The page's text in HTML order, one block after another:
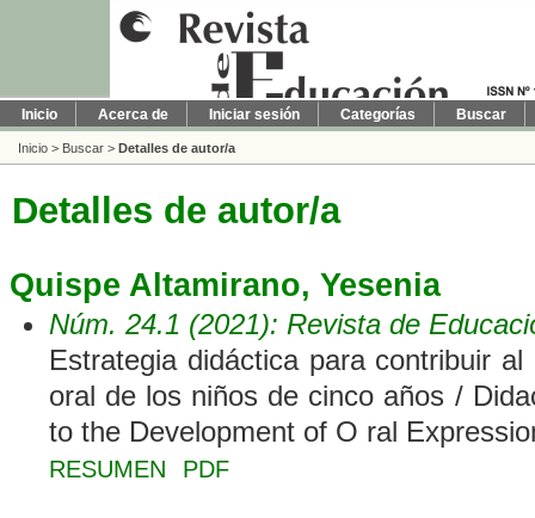
Inicio Acerca de Iniciar sesión Categorías Buscar
Inicio > Buscar > Detalles de autor/a
Detalles de autor/a
Quispe Altamirano, Yesenia
Núm. 24.1 (2021): Revista de
Estrategia didáctica para contribuir
oral de los niños de cinco años /
to the Development of O ral
RESUMEN PDF